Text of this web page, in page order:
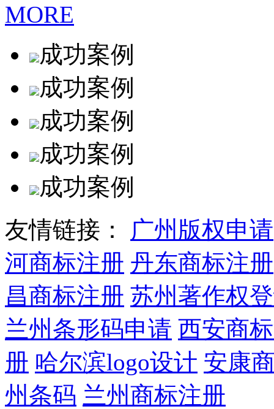
MORE
成功案例
成功案例
成功案例
成功案例
成功案例
友情链接： 广州版权申请
河商标注册 丹东商标注册
昌商标注册 苏州著作权
兰州条形码申请 西安商
册 哈尔滨logo设计 安康
州条码 兰州商标注册